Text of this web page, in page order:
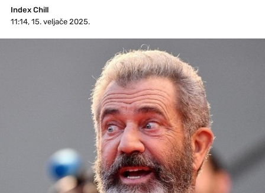
Index Chill
11:14, 15. veljače 2025.